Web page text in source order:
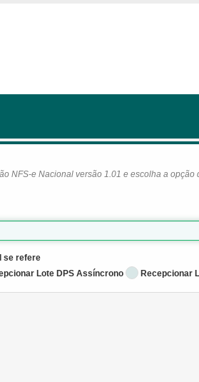
NFS-e Nacional versão 1.01 e escolha a opção
se refere
Lote DPS Assíncrono Recepcionar